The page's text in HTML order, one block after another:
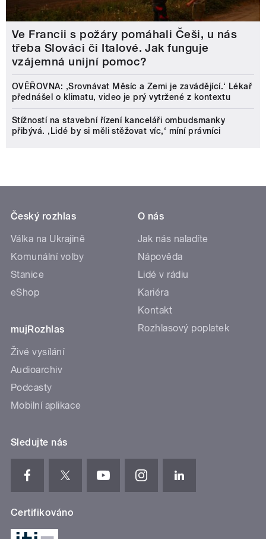
Ve Francii s požáry pomáhali Češi, u nás
třeba Slováci či Italové. Jak funguje
vzájemná unijní pomoc?
OVĚŘOVNA: ‚Srovnávat Měsíc a Zemi je zavádějící.‘ Lékař
přednášel o klimatu, video je prý vytržené z kontextu
Stížností na stavební řízení kanceláři ombudsmanky
přibývá. ‚Lidé by si měli stěžovat víc,‘ míní právníci
Český rozhlas
Válka na Ukrajině
Komunální volby
Stanice
eShop
mujRozhlas
Živé vysílání
Audioarchiv
Podcasty
Mobilní aplikace
O nás
Jak nás naladíte
Nápověda
Lidé v rádiu
Kariéra
Kontakt
Rozhlasový poplatek
Sledujte nás
Certifikováno